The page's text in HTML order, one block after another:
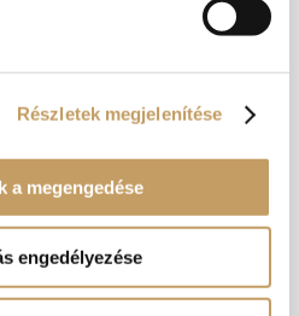
Részletek megjelenítése
a megengedése
engedélyezése